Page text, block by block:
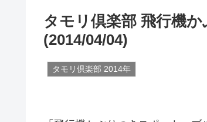
タモリ倶楽部 飛行機
(2014/04/04)
タモリ倶楽部 2014年